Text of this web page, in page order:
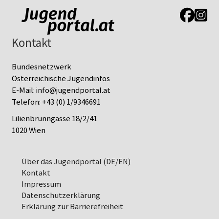
Link zur
Link
Kontakt
Bundesnetzwerk
Österreichische Jugendinfos
E-Mail:info@jugendportal.at
Telefon:+43 (0) 1/9346691
Lilienbrunngasse 18/2/41
1020 Wien
Über das Jugendportal (DE/EN)
Kontakt
Impressum
Datenschutz­erklärung
Erklärung zur Barrierefreiheit